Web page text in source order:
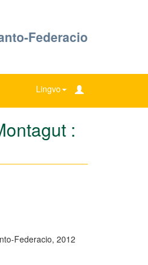
Federacio
Lingvo
:
Federacio, 2012